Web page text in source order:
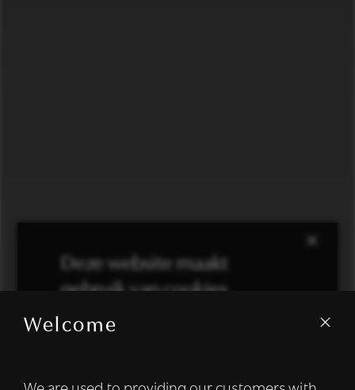
Welcome
×
Deze website maakt
gebruik van cookies.
We gebruiken cookies om inhoud en